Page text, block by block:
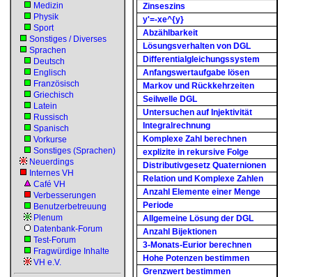
Medizin
Physik
Sport
Sonstiges / Diverses
Sprachen
Deutsch
Englisch
Französisch
Griechisch
Latein
Russisch
Spanisch
Vorkurse
Sonstiges (Sprachen)
Neuerdings
Internes VH
Café VH
Verbesserungen
Benutzerbetreuung
Plenum
Datenbank-Forum
Test-Forum
Fragwürdige Inhalte
VH e.V.
Zinseszins
y'=-xe^{y}
Abzählbarkeit
Lösungsverhalten von DGL
Differentialgleichungssystem
Anfangswertaufgabe lösen
Markov und Rückkehrzeiten
Seilwelle DGL
Untersuchen auf Injektivität
Integralrechnung
Komplexe Zahl berechnen
explizite in rekursive Folge
Distributivgesetz Quaternionen
Relation und Komplexe Zahlen
Anzahl Elemente einer Menge
Periode
Allgemeine Lösung der DGL
Anzahl Bijektionen
3-Monats-Eurior berechnen
Hohe Potenzen bestimmen
Grenzwert bestimmen